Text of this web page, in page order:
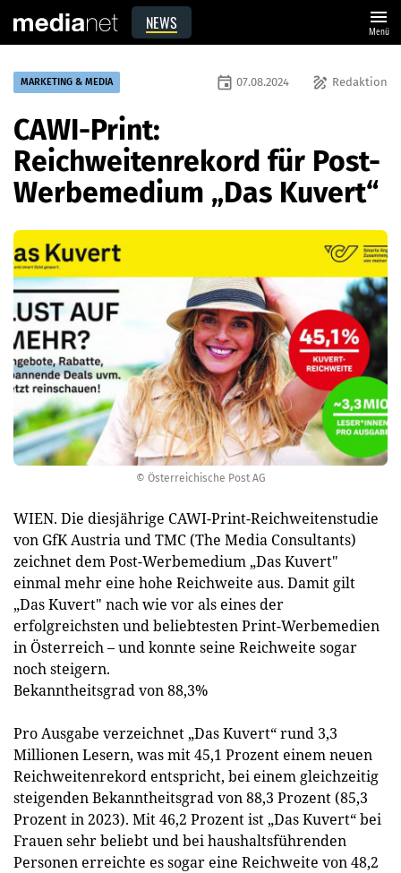
NEWS menu
Menü
© Österreichische Post AG
MARKETING & MEDIA draw Redaktion
event 07.08.2024
CAWI-Print:
Reichweitenrekord für Post-
Werbemedium „Das Kuvert“
WIEN. Die diesjährige CAWI-Print-Reichweitenstudie
von GfK Austria und TMC (The Media Consultants)
zeichnet dem Post-Werbemedium „Das Kuvert"
einmal mehr eine hohe Reichweite aus. Damit gilt
„Das Kuvert" nach wie vor als eines der
erfolgreichsten und beliebtesten Print-Werbemedien
in Österreich – und konnte seine Reichweite sogar
noch steigern.
Bekanntheitsgrad von 88,3%
Pro Ausgabe verzeichnet „Das Kuvert“ rund 3,3
Millionen Lesern, was mit 45,1 Prozent einem neuen
Reichweitenrekord entspricht, bei einem gleichzeitig
steigenden Bekanntheitsgrad von 88,3 Prozent (85,3
Prozent in 2023). Mit 46,2 Prozent ist „Das Kuvert“ bei
Frauen sehr beliebt und bei haushaltsführenden
Personen erreichte es sogar eine Reichweite von 48,2